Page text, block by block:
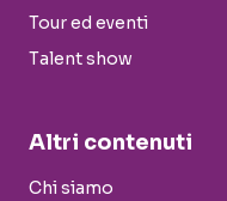
Tour ed eventi
Talent show
Altri contenuti
Chi siamo